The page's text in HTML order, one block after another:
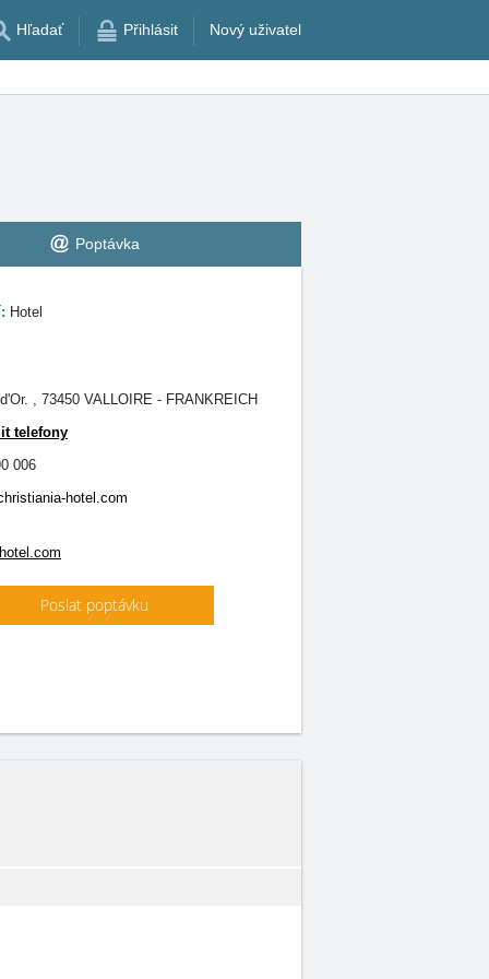
Hľadať Přihlásit Nový uživatel
Poptávka
Hotel
, 73450 VALLOIRE - FRANKREICH
telefony
006
hotel.com
Poslat poptávku